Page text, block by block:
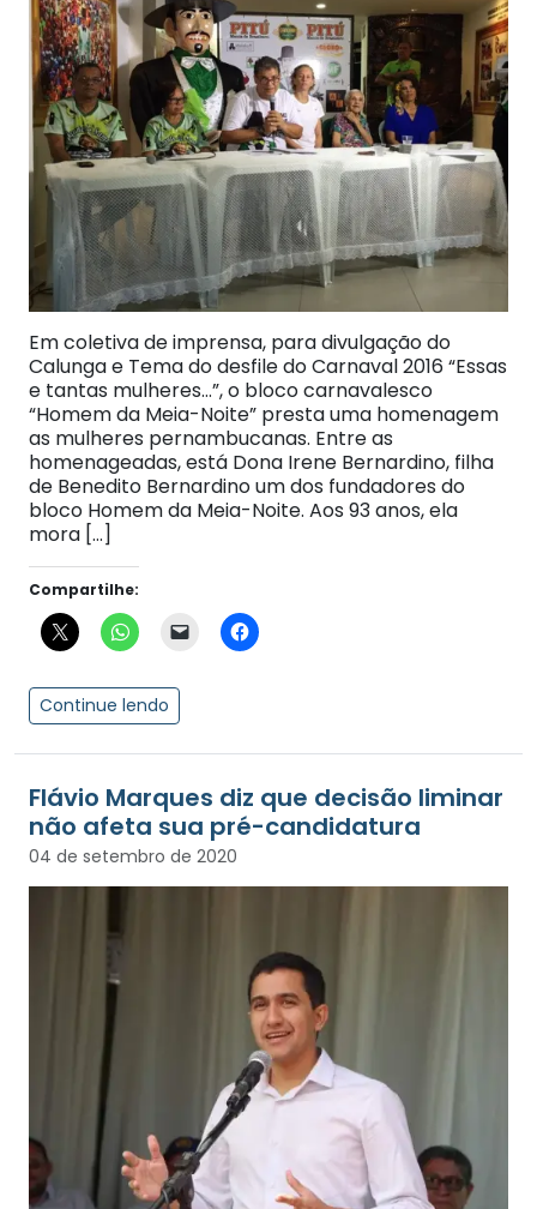
Em coletiva de imprensa, para divulgação do
Calunga e Tema do desfile do Carnaval 2016 “Essas
e tantas mulheres…”, o bloco carnavalesco
“Homem da Meia-Noite” presta uma homenagem
as mulheres pernambucanas. Entre as
homenageadas, está Dona Irene Bernardino, filha
de Benedito Bernardino um dos fundadores do
bloco Homem da Meia-Noite. Aos 93 anos, ela
mora […]
Compartilhe:
Continue lendo
Flávio Marques diz que decisão liminar
não afeta sua pré-candidatura
04 de setembro de 2020